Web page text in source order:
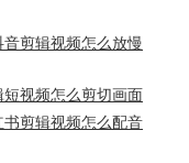
剪辑视频怎么放慢
视频怎么剪切画面
剪辑视频怎么配音